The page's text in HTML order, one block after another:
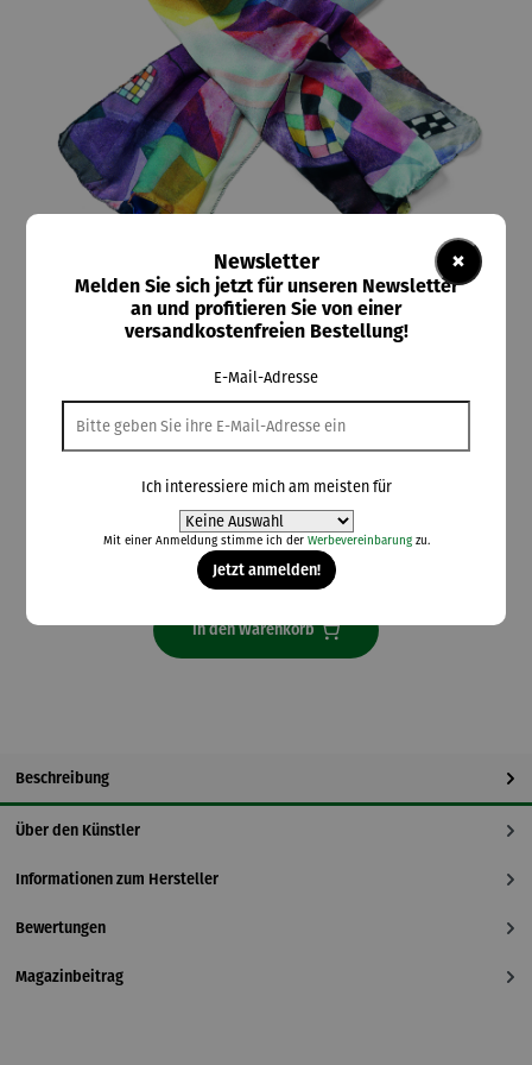
ars mundi
Seidenschal | Gelb - Rot - Blau (1925) –
110,00 €
Preise inkl. MwSt. zzgl. Versandkosten
Lieferzeit: 14 Tage
In den Warenkorb
Beschreibung
Über den Künstler
Informationen zum Hersteller
Bewertungen
Magazinbeitrag
×
Newsletter
Melden Sie sich jetzt für unseren Newsletter
an und profitieren Sie von einer
versandkostenfreien Bestellung!
E-Mail-Adresse
Ich interessiere mich am meisten für
Mit einer Anmeldung stimme ich der Werbevereinbarungzu.
Jetzt anmelden!